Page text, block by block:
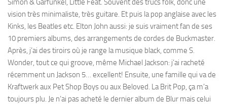
Simon & Garfunkel, Little Feat. Souvent des trucs folk, donc une
vision très minimaliste, très guitare. Et puis la pop anglaise avec les
Kinks, les Beatles etc. Elton John aussi: je suis vraiment fan de ses
10 premiers albums, des arrangements de cordes de Buckmaster.
Après, j’ai des tiroirs où je range la musique black, comme S.
Wonder, tout ce qui groove, même Michael Jackson: j’ai racheté
récemment un Jackson 5… excellent! Ensuite, une famille qui va de
Kraftwerk aux Pet Shop Boys ou aux Beloved. La Brit Pop, ça m’a
toujours plu. Je n’ai pas acheté le dernier album de Blur mais celui